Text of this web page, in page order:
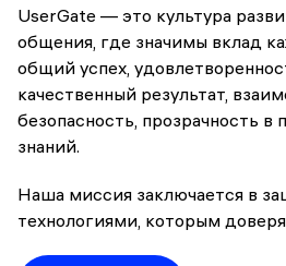
UserGate — это культура
общения, где значимы вклад
общий успех,
качественный результат,
безопасность, прозрачность в
знаний.
Наша миссия заключается в
технологиями, которым